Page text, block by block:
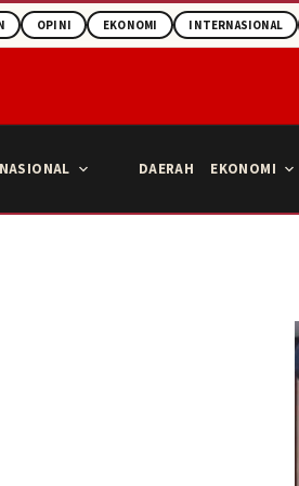
OPINI EKONOMI INTERNASIONAL
NASIONAL DAERAH EKONOMI